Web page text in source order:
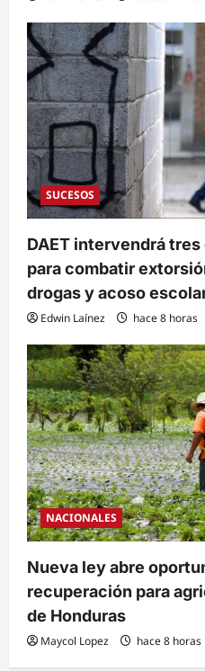
SUCESOS
DAET intervendrá
para combatir
drogas y acoso
Edwin Laínez hace 8 horas
NACIONALES
Nueva ley abre
recuperación para
de Honduras
Maycol Lopez hace 8 horas